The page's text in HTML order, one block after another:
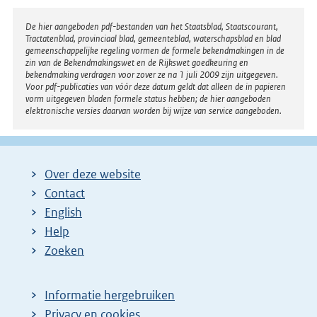
Disclaimer
De hier aangeboden pdf-bestanden van het Staatsblad, Staatscourant,
Tractatenblad, provinciaal blad, gemeenteblad, waterschapsblad en blad
gemeenschappelijke regeling vormen de formele bekendmakingen in de
zin van de Bekendmakingswet en de Rijkswet goedkeuring en
bekendmaking verdragen voor zover ze na 1 juli 2009 zijn uitgegeven.
Voor pdf-publicaties van vóór deze datum geldt dat alleen de in papieren
vorm uitgegeven bladen formele status hebben; de hier aangeboden
elektronische versies daarvan worden bij wijze van service aangeboden.
Over deze website
Contact
English
Help
Zoeken
Informatie hergebruiken
Privacy en cookies